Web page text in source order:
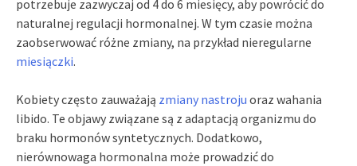
potrzebuje zazwyczaj od 4 do 6 miesięcy, aby powrócić do
naturalnej regulacji hormonalnej. W tym czasie można
zaobserwować różne zmiany, na przykład nieregularne
miesiączki.
Kobiety często zauważają zmiany nastroju oraz wahania
libido. Te objawy związane są z adaptacją organizmu do
braku hormonów syntetycznych. Dodatkowo,
nierównowaga hormonalna może prowadzić do